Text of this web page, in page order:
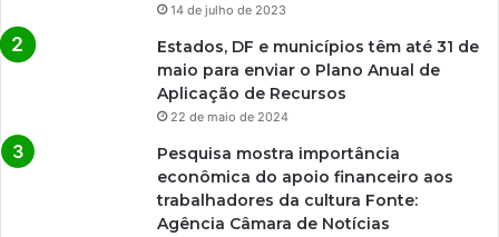
14 de julho de 2023
Estados, DF e municípios têm até 31 de
maio para enviar o Plano Anual de
Aplicação de Recursos
22 de maio de 2024
Pesquisa mostra importância
econômica do apoio financeiro aos
trabalhadores da cultura Fonte:
Agência Câmara de Notícias